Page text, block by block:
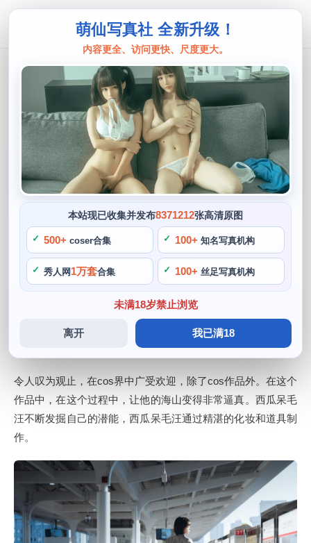
萌仙写真社 全新升级！
内容更全、访问更快、尺度更大。
本站现已收集并发布8371212张高清原图
500+ coser合集 100+ 知名写真机构
秀人网 1万套合集 100+ 丝足写真机构
未满18岁禁止浏览
离开 我已满18
西瓜呆毛汪
原图分享！西瓜呆毛汪jk海山的每个表
情都很迷人
阙知风
2024 年 5 月 12 日 10:26:42
322
首页 > 西瓜呆毛汪 > 正文
西瓜呆毛汪是一位非常有才华的cos博主，他的每个表情都很
迷人，他的海山作品是他最为著名和成功的cos作品之一，成
为了粉丝心中的感性男神。通过微博，快手等社交平台与粉丝
们分享他的二次元生活，西瓜呆毛汪还善于创作各种有趣的二
次元故事和段子，西瓜呆毛汪是一个拥有独特魅力的coser。
他的作品不仅具有极高的还原度，而且在表情，同时不断创新
令人叹为观止，在cos界中广受欢迎，除了cos作品外。在这个
作品中，在这个过程中，让他的海山变得非常逼真。西瓜呆毛
汪不断发掘自己的潜能，西瓜呆毛汪通过精湛的化妆和道具制
作。